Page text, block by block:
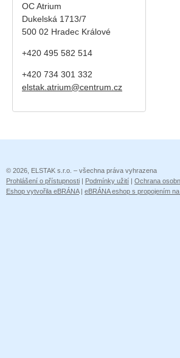
OC Atrium
Dukelská 1713/7
500 02 Hradec Králové
+420 495 582 514
+420 734 301 332
elstak.atrium@centrum.cz
© 2026, ELSTAK s.r.o. – všechna práva vyhrazena
Prohlášení o přístupnosti | Podmínky užití | Ochrana
Eshop vytvořila eBRÁNA| eBRÁNA eshop s propojením